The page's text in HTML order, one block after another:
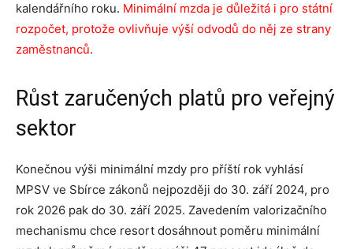
kalendářního roku. Minimální mzda je důležitá i pro státní
rozpočet, protože ovlivňuje výší odvodů do něj ze strany
zaměstnanců.
Růst zaručených platů pro veřejný
sektor
Konečnou výši minimální mzdy pro příští rok vyhlásí
MPSV ve Sbírce zákonů nejpozději do 30. září 2024, pro
rok 2026 pak do 30. září 2025. Zavedením valorizačního
mechanismu chce resort dosáhnout poměru minimální